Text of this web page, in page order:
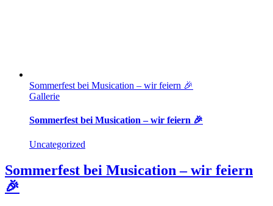
Sommerfest bei Musication – wir feiern 🎉
Gallerie
Sommerfest bei Musication – wir feiern 🎉
Uncategorized
Sommerfest bei Musication – wir feiern
🎉